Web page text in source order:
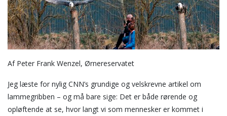
Af Peter Frank Wenzel, Ørnereservatet
Jeg læste for nylig CNN’s grundige og velskrevne artikel om
lammegribben – og må bare sige: Det er både rørende og
opløftende at se, hvor langt vi som mennesker er kommet i